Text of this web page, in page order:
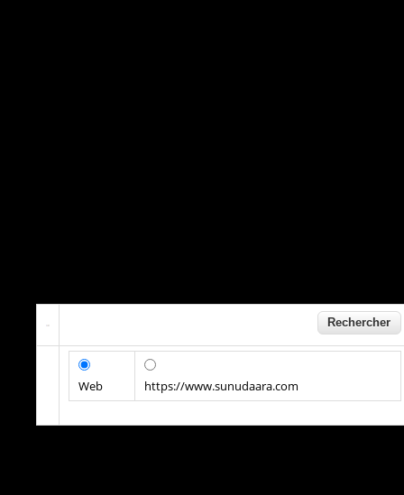
Web https://www.sunudaara.com